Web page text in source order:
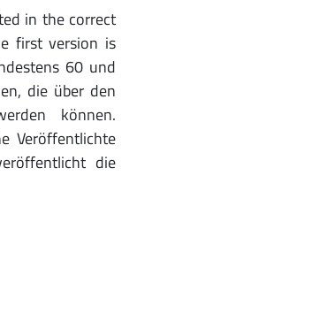
in the correct
first version is
60 und
die über den
können.
Veröffentlichte
die